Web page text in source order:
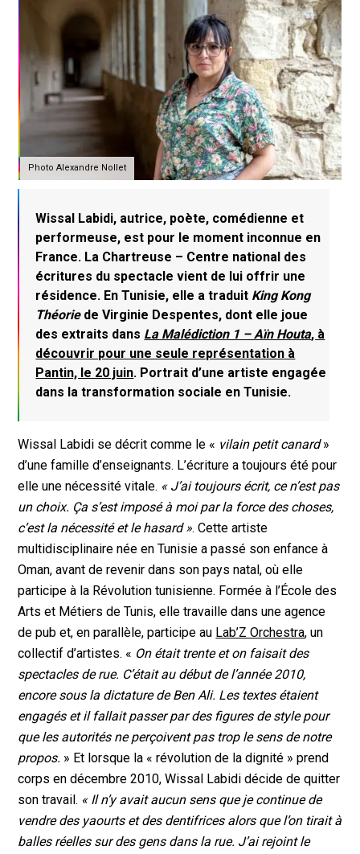
Photo Alexandre Nollet
Wissal Labidi, autrice, poète, comédienne et
performeuse, est pour le moment inconnue en
France. La Chartreuse – Centre national des
écritures du spectacle vient de lui offrir une
résidence. En Tunisie, elle a traduit King Kong
Théoriede Virginie Despentes, dont elle joue
des extraits dans La Malédiction 1 – Aïn Houta, à
découvrir pour une seule représentation à
Pantin, le 20 juin. Portrait d’une artiste engagée
dans la transformation sociale en Tunisie.
Wissal Labidi se décrit comme le « vilain petit canard»
d’une famille d’enseignants. L’écriture a toujours été pour
elle une nécessité vitale. « J’ai toujours écrit, ce n’est pas
un choix. Ça s’est imposé à moi par la force des choses,
c’est la nécessité et le hasard ». Cette artiste
multidisciplinaire née en Tunisie a passé son enfance à
Oman, avant de revenir dans son pays natal, où elle
participe à la Révolution tunisienne. Formée à l’École des
Arts et Métiers de Tunis, elle travaille dans une agence
de pub et, en parallèle, participe au Lab’Z Orchestra, un
collectif d’artistes. « On était trente et on faisait des
spectacles de rue. C’était au début de l’année 2010,
encore sous la dictature de Ben Ali. Les textes étaient
engagés et il fallait passer par des figures de style pour
que les autorités ne perçoivent pas trop le sens de notre
propos. » Et lorsque la « révolution de la dignité » prend
corps en décembre 2010, Wissal Labidi décide de quitter
son travail. « Il n’y avait aucun sens que je continue de
vendre des yaourts et des dentifrices alors que l’on tirait à
balles réelles sur des gens dans la rue. J’ai rejoint le